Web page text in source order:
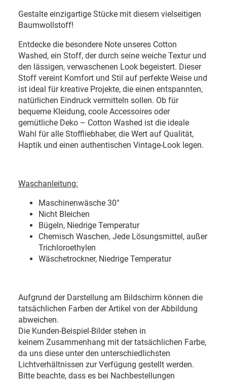
Gestalte einzigartige Stücke mit diesem vielseitigen
Baumwollstoff!
Entdecke die besondere Note unseres Cotton
Washed, ein Stoff, der durch seine weiche Textur und
den lässigen, verwaschenen Look begeistert. Dieser
Stoff vereint Komfort und Stil auf perfekte Weise und
ist ideal für kreative Projekte, die einen entspannten,
natürlichen Eindruck vermitteln sollen. Ob für
bequeme Kleidung, coole Accessoires oder
gemütliche Deko – Cotton Washed ist die ideale
Wahl für alle Stoffliebhaber, die Wert auf Qualität,
Haptik und einen authentischen Vintage-Look legen.
Waschanleitung:
Maschinenwäsche 30°
Nicht Bleichen
Bügeln, Niedrige Temperatur
Chemisch Waschen, Jede Lösungsmittel, außer
Trichloroethylen
Wäschetrockner, Niedrige Temperatur
Aufgrund der Darstellung am Bildschirm können die
tatsächlichen Farben der Artikel von der Abbildung
abweichen.
Die Kunden-Beispiel-Bilder stehen in
keinem Zusammenhang mit der tatsächlichen Farbe,
da uns diese unter den unterschiedlichsten
Lichtverhältnissen zur Verfügung gestellt werden.
Bitte beachte, dass es bei Nachbestellungen